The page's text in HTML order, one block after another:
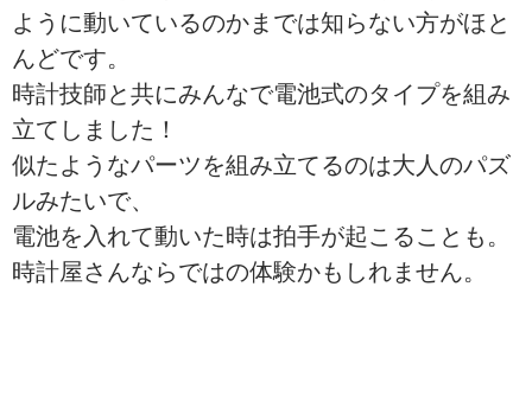
ように動いているのかまでは知らない方がほと
んどです。
時計技師と共にみんなで電池式のタイプを組み
立てしました！
似たようなパーツを組み立てるのは大人のパズ
ルみたいで、
電池を入れて動いた時は拍手が起こることも。
時計屋さんならではの体験かもしれません。